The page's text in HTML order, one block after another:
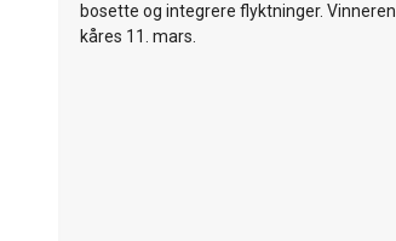
bosette og integrere flyktninger. Vinneren
kåres 11. mars.